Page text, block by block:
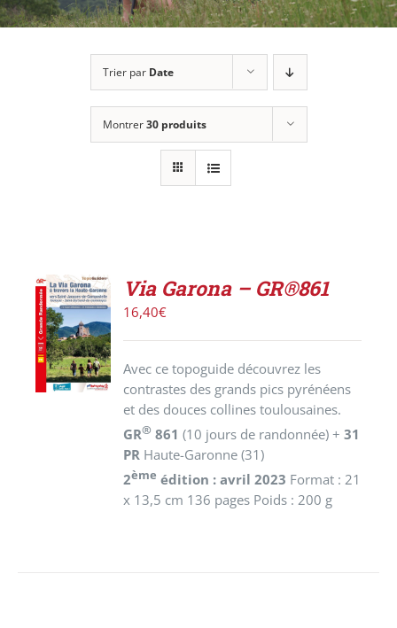
Trier par Date
Montrer30 produits
AJOUTER
AU
PANIER
/
DÉTAILS
Via Garona – GR®861
16,40€
Avec ce topoguide découvrez les
contrastes des grands pics pyrénéens
et des douces collines toulousaines.
GR® 861(10 jours de randonnée) +31
PR Haute-Garonne (31)
2ème édition : avril 2023 Format : 21
x 13,5 cm 136 pages Poids : 200 g